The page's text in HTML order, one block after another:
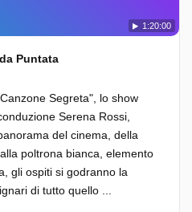
1:20:00
Puntata
Segreta", lo show
Serena Rossi,
del cinema, della
poltrona bianca, elemento
gli ospiti si godranno la
di tutto quello ...